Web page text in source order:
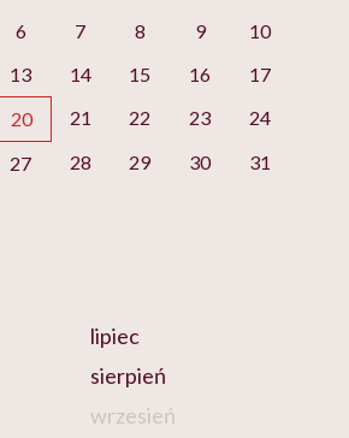
6 7 8 9
10
13 14 15 16
17
20 21 22 23
24
27 28 29 30 31
lipiec
sierpień
wrzesień